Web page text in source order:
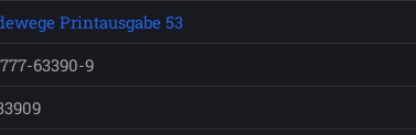
Printausgabe 53
63390-9